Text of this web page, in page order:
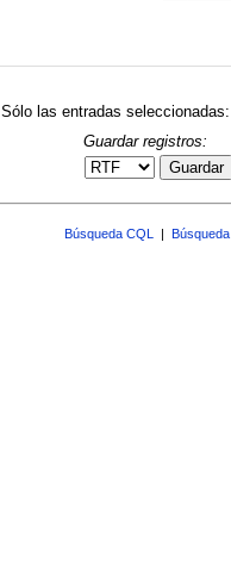
Sólo las entradas seleccionadas:
Guardar registros:
Guardar
Búsqueda CQL